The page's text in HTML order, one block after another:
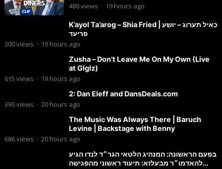
488views · 19 hours ago
K’ayol Ta’arog – Shia Fried | כאיל תערוג – יושע
פריעד
300views · 19 hours ago
Zusha – Don’t Leave Me On My Own (Live
at Glglz)
615 views · 19 hours ago
2: Dan Eleff and DansDeals.com
390views · 20 hours ago
The Music Was Always There | Baruch
Levine | Backstage with Benny
686views · 20 hours ago
בפעם הראשונה: המנהיג הלטאי הגר״ד לנדו הגיע
להאדמו״ר מבעלזא: תיעוד ראשוני מהפגישה